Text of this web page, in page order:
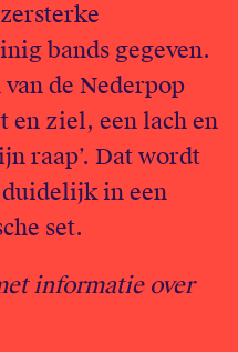
bands gegeven.
de Nederpop
en ziel, een lach en
raap’. Dat wordt
duidelijk in een
set.
informatie over